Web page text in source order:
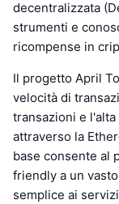
decentralizzata
strumenti e
ricompense in
Il progetto April
velocità di
transazioni e
attraverso la
base consente al
friendly a un
semplice ai